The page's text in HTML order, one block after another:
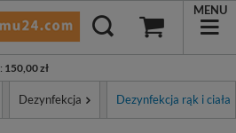
: 150,00 zł
MENU
Dezynfekcja Dezynfekcja rąk i ciała